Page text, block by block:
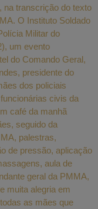
na transcrição do texto
O Instituto Soldado
Militar do
um evento
do Comando Geral,
presidente do
dos policiais
civis da
café da manhã
seguido da
palestras,
de pressão, aplicação
aula de
geral da PMMA,
muita alegria em
as mães que